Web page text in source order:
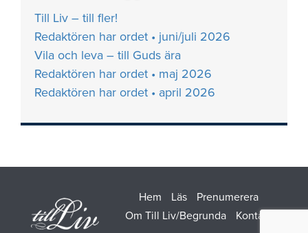
Till Liv – till fler!
Redaktören har ordet • juni/juli 2026
Vila och leva – till Guds ära
Redaktören har ordet • maj 2026
Redaktören har ordet • april 2026
Hem Läs
Prenumerera
Om Till Liv/Begrunda
Kontakt